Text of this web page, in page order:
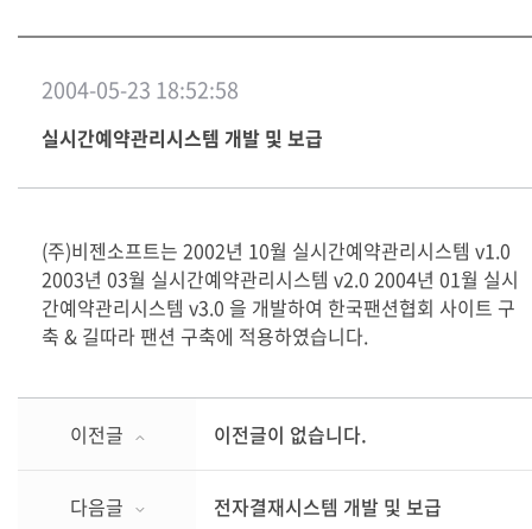
2004-05-23 18:52:58
실시간예약관리시스템 개발 및 보급
(주)비젠소프트는 2002년 10월 실시간예약관리시스템 v1.0
2003년 03월 실시간예약관리시스템 v2.0 2004년 01월 실시
간예약관리시스템 v3.0 을 개발하여 한국팬션협회 사이트 구
축 & 길따라 팬션 구축에 적용하였습니다.
이전글 이전글이 없습니다.
다음글 전자결재시스템 개발 및 보급